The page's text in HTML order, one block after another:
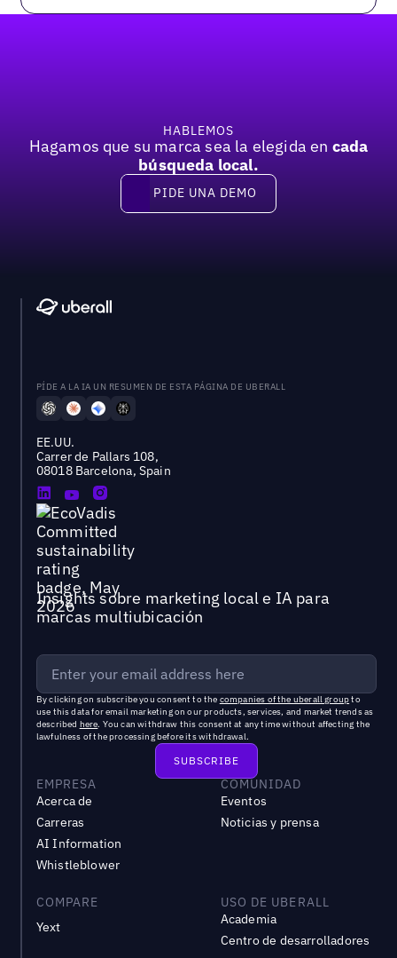
HABLEMOS
Hagamos que su marca sea la elegida en cada
búsqueda local.
Pide una demo
PIDE UNA DEMO
PÍDE A LA IA UN RESUMEN DE ESTA PÁGINA DE UBERALL
EE.UU.
Carrer de Pallars 108,
08018 Barcelona, Spain
Insights sobre marketing local e IA para
marcas multiubicación
By clicking on subscribe you consent to the companies of the uberall groupto
use this data for email marketing on our products, services, and market trends as
described here. You can withdraw this consent at any time without affecting the
lawfulness of the processing before its withdrawal.
EMPRESA
Acerca de
Carreras
AI Information
Whistleblower
COMUNIDAD
Eventos
Noticias y prensa
COMPARE
Yext
USO DE UBERALL
Academia
Centro de desarrolladores